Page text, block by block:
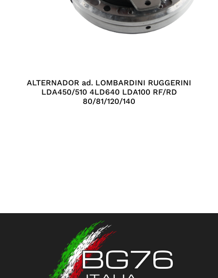
ALTERNADOR ad. LOMBARDINI RUGGERINI
LDA450/510 4LD640 LDA100 RF/RD
80/81/120/140